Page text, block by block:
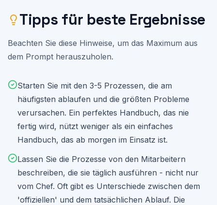
wichtigsten Prozessen zu starten und das
Handbuch schrittweise zu erweitern, statt alles
Tipps für beste Ergebnisse
Beachten Sie diese Hinweise, um das Maximum aus
dem Prompt herauszuholen.
Starten Sie mit den 3-5 Prozessen, die am
häufigsten ablaufen und die größten Probleme
verursachen. Ein perfektes Handbuch, das nie
fertig wird, nützt weniger als ein einfaches
Handbuch, das ab morgen im Einsatz ist.
Lassen Sie die Prozesse von den Mitarbeitern
beschreiben, die sie täglich ausführen - nicht nur
vom Chef. Oft gibt es Unterschiede zwischen dem
'offiziellen' und dem tatsächlichen Ablauf. Die